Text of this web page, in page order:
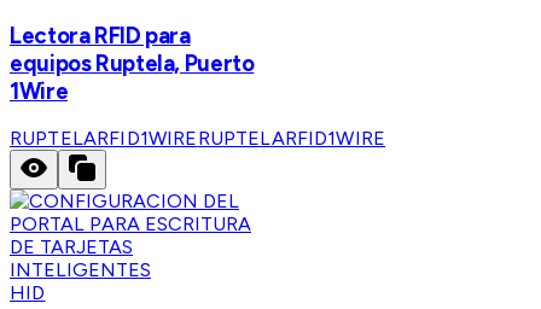
Lectora RFID para
equipos Ruptela, Puerto
1Wire
RUPTELARFID1WIRERUPTELARFID1WIRE
HID